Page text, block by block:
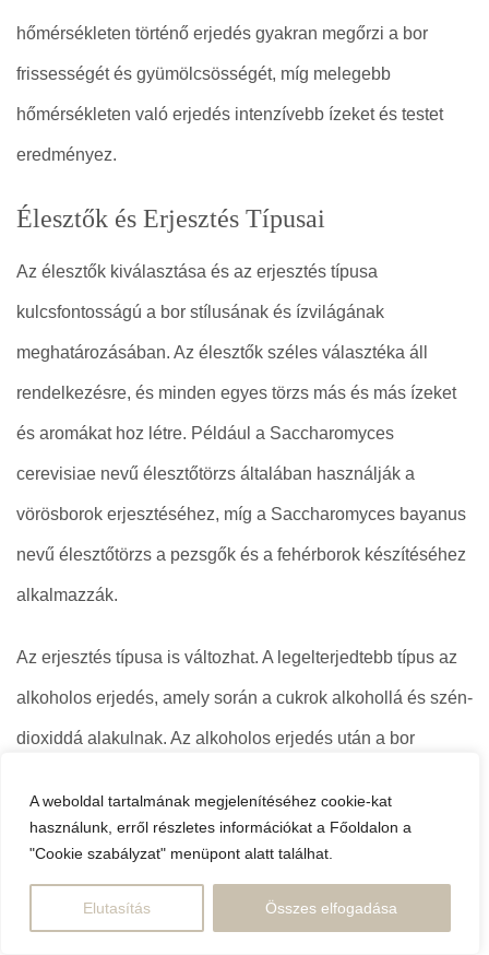
A weboldal tartalmának megjelenítéséhez cookie-kat
használunk, erről részletes információkat a Főoldalon a
"Cookie szabályzat" menüpont alatt találhat.
Elutasítás Összes elfogadása
hőmérsékleten történő erjedés gyakran megőrzi a bor
frissességét és gyümölcsösségét, míg melegebb
hőmérsékleten való erjedés intenzívebb ízeket és testet
eredményez.
Élesztők és Erjesztés Típusai
Az élesztők kiválasztása és az erjesztés típusa
kulcsfontosságú a bor stílusának és ízvilágának
meghatározásában. Az élesztők széles választéka áll
rendelkezésre, és minden egyes törzs más és más ízeket
és aromákat hoz létre. Például a Saccharomyces
cerevisiae nevű élesztőtörzs általában használják a
vörösborok erjesztéséhez, míg a Saccharomyces bayanus
nevű élesztőtörzs a pezsgők és a fehérborok készítéséhez
alkalmazzák.
Az erjesztés típusa is változhat. A legelterjedtebb típus az
alkoholos erjedés, amely során a cukrok alkohollá és szén-
dioxiddá alakulnak. Az alkoholos erjedés után a bor
édességét. Ha az élesztők minden cukrot lebontanak, a bor
száraz lesz, míg a maradék cukor édes borokat hoz létre.
Cukorbontás és Alkoholtartalom